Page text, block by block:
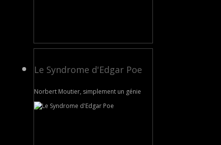
Le Syndrome d'Edgar Poe
Norbert Moutier, simplement un génie